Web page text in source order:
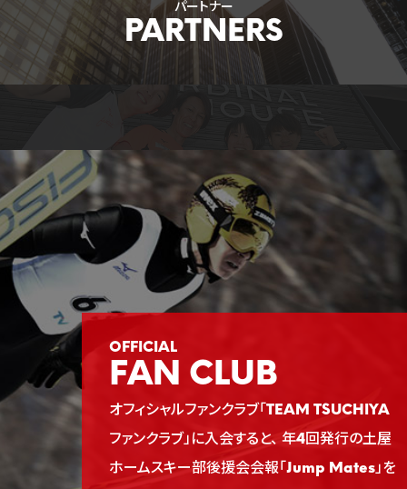
パートナー
FAN CLUB
オフィシャルファンクラブ「TEAM TSUCHIYA
ファンクラブ」に入会すると、 年4回発行の土屋
ホームスキー部後援会会報「Jump Mates」を